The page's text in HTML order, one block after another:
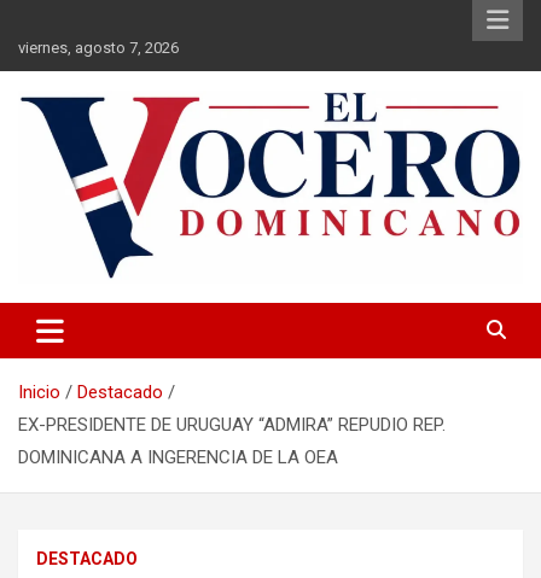
contenido
viernes, agosto 7, 2026
El Vocero Dominicano
Inicio
Destacado
EX-PRESIDENTE DE URUGUAY “ADMIRA” REPUDIO REP.
DOMINICANA A INGERENCIA DE LA OEA
DESTACADO